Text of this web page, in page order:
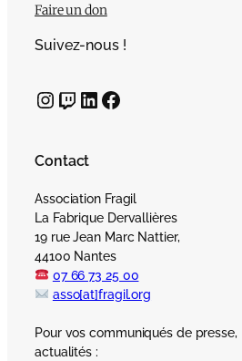
Faire un don
Suivez-nous !
InstagramTwitch LinkedIn Facebook
Contact
Association Fragil
La Fabrique Dervallières
19 rue Jean Marc Nattier,
44100 Nantes
07 66 73 25 00
asso[at]fragil.org
Pour vos communiqués de presse,
actualités :